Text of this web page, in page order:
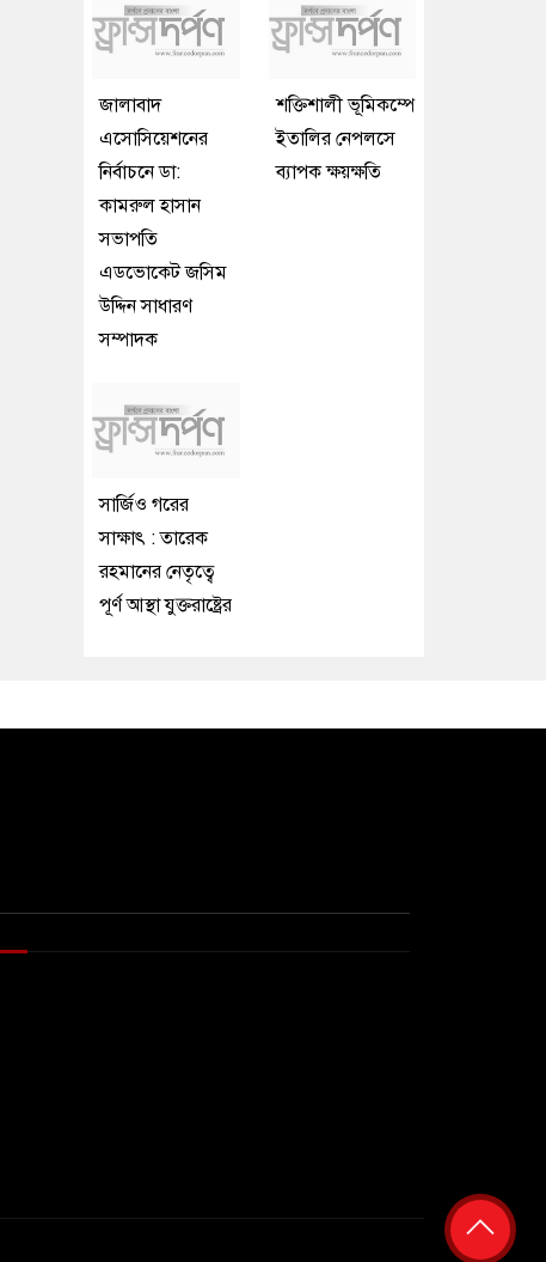
জালাবাদ
এসোসিয়েশনের
নির্বাচনে ডা:
কামরুল হাসান
সভাপতি
এডভোকেট জসিম
উদ্দিন সাধারণ
সম্পাদক
শক্তিশালী ভূমিকম্পে
ইতালির নেপলসে
ব্যাপক ক্ষয়ক্ষতি
সার্জিও গরের
সাক্ষাৎ : তারেক
রহমানের নেতৃত্বে
পূর্ণ আস্থা যুক্তরাষ্ট্রের